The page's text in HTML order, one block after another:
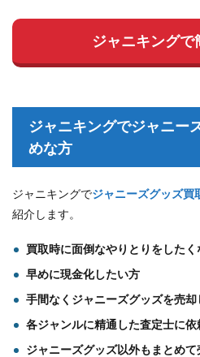
ジャニキングで
ジャニキングでジャニー
めな方
ジャニキングでジャニーズグッズ買
紹介します。
買取時に面倒なやりとりをしたく
早めに現金化したい方
手間なくジャニーズグッズを売却
各ジャンルに精通した査定士に
ジャニーズグッズ以外もまとめ